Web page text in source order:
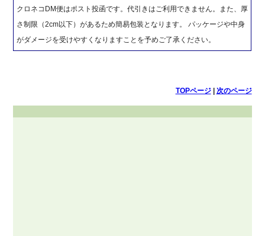
クロネコDM便はポスト投函です。代引きはご利用できません。また、厚
さ制限（2cm以下）があるため簡易包装となります。 パッケージや中身
がダメージを受けやすくなりますことを予めご了承ください。
TOPページ| 次のページ